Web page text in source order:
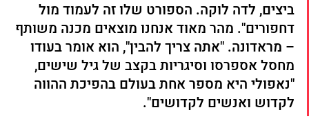
ביצים, לדה לוקה. הספורט שלו זה לעמוד מול
דחפורים". מהר מאוד אנחנו מוצאים מכנה משותף
– מראדונה. "אתה צריך להבין", הוא אומר בעודו
מחסל אספרסו וסיגריות בקצב של גיל שישים,
"נאפולי היא מספר אחת בעולם בהפיכת ההווה
לקדוש ואנשים לקדושים".